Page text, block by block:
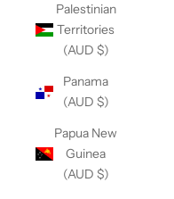
Palestinian
Territories
(AUD $)
Panama
(AUD $)
Papua New
Guinea
(AUD $)